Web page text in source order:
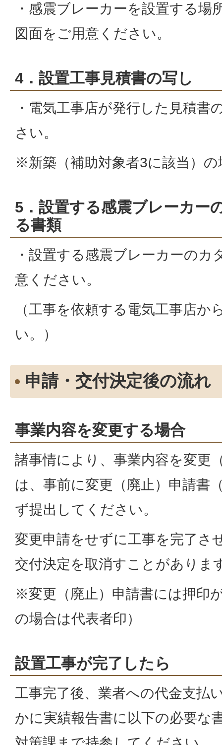
・感震ブレーカーを設置する場
図面をご用意ください。
4．設置工事見積書の写し
・電気工事店が発行した見積書
さい。
※新築（補助対象者3に該当）
5．設置する感震ブレーカー
る書類
・設置する感震ブレーカーのカ
意ください。
（工事を依頼する電気工事店か
い。）
申請・交付決定後の流れ
事業内容を変更する場合
諸事情により、事業内容を変更
は、事前に変更（廃止）申請書
ず提出してください。
変更申請をせずに工事を完了さ
交付決定を取消すことがありま
※変更（廃止）申請書には押印
の場合は代表者印）
設置工事が完了したら
工事完了後、業者への代金支払
かに実績報告書に以下の必要な